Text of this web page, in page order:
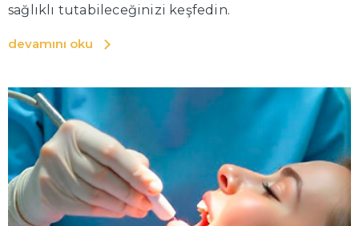
sağlıklı tutabileceğinizi keşfedin.
devamını oku